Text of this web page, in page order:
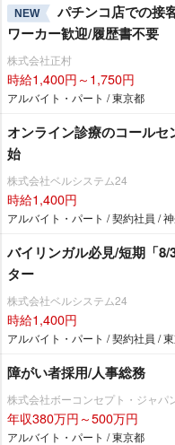
NEW
パチンコ店での接
ワーカー歓迎/履歴書不要
株式会社正村
時給1,400円～1,750円
アルバイト・パート / 東京都
オンライン診療のコール
始
株式会社ベルシステム24
時給1,400円
アルバイト・パート / 契約社員 /
バイリンガル必見/短期「
ター
株式会社ベルシステム24
時給1,400円
アルバイト・パート / 契約社員 /
障がい者採用/人事総務
株式会社ボーコンセプト・ジャパ
年収380万円～500万円
アルバイト・パート / 東京都